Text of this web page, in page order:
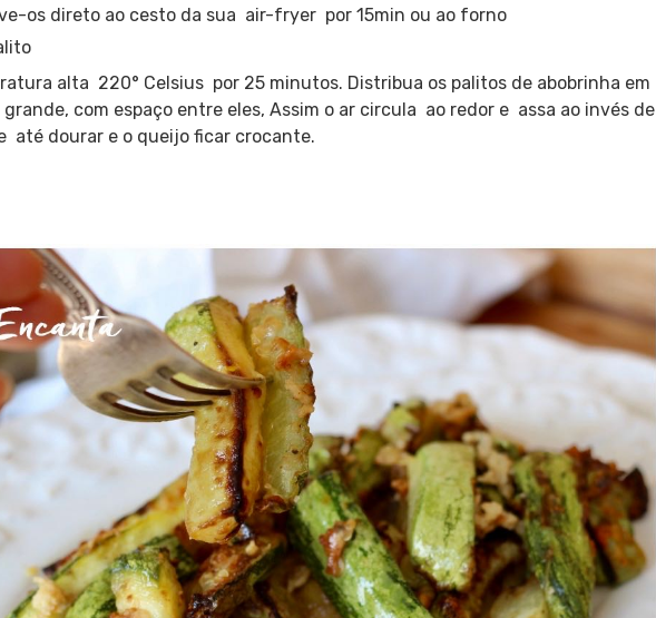
os direto ao cesto da sua air-fryer por 15min ou ao forno
alta 220° Celsius por 25 minutos. Distribua os palitos de abobrinha em
grande, com espaço entre eles, Assim o ar circula ao redor e assa ao invés de
até dourar e o queijo ficar crocante.